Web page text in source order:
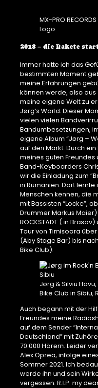
MX-PRO
Logo
2018 – die Rakete
Immer hatte ich das
bestimmten Moment
meine Erfahrungen
können werde, also aus
meine eigene Welt zu
Jørg’s World. Dieser
vielen vielen
Bandumbesetzungen,
eigene Album “Jørg –
auf den Markt. Durch
meines guten
Band-Keyboarders
wir die Einladung zum
in Rumänien. Dort
Menschen kennen, die
mit Bassisten “Locke”,
Drummer Markus
ROCKSTADT ( in
Tour von Timisoara
(Aby Stage Bar) bis
Bike Club).
Jørg & Silviu
Bike Club in Sibiu,
Auch begann mit der
Freundes meine
auf dem Sender
Deutschland” mit
70.000 Hörern. Leider
Alex Oprea, infolge
Sommer 2021. Ich
werde ihn und sein
vergessen. R.I.P. my